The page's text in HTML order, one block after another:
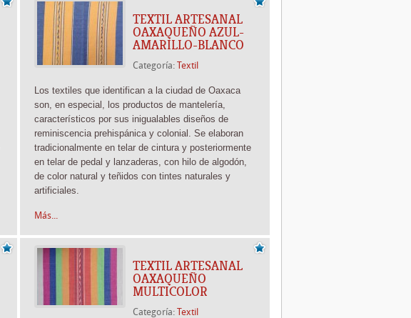
TEXTIL ARTESANAL
OAXAQUEÑO AZUL-
AMARILLO-BLANCO
Categoría:Textil
Los textiles que identifican a la ciudad de Oaxaca
son, en especial, los productos de mantelería,
característicos por sus inigualables diseños de
reminiscencia prehispánica y colonial. Se elaboran
tradicionalmente en telar de cintura y posteriormente
en telar de pedal y lanzaderas, con hilo de algodón,
de color natural y teñidos con tintes naturales y
artificiales.
Más...
TEXTIL ARTESANAL
OAXAQUEÑO
MULTICOLOR
Categoría:Textil